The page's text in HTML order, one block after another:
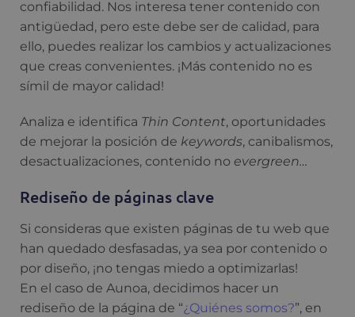
confiabilidad. Nos interesa tener contenido con
antigüedad, pero este debe ser de calidad, para
ello, puedes realizar los cambios y actualizaciones
que creas convenientes. ¡Más contenido no es
símil de mayor calidad!
Analiza e identifica Thin Content, oportunidades
de mejorar la posición de keywords, canibalismos,
desactualizaciones, contenido no evergreen…
Rediseño de páginas clave
Si consideras que existen páginas de tu web que
han quedado desfasadas, ya sea por contenido o
por diseño, ¡no tengas miedo a optimizarlas!
En el caso de Aunoa, decidimos hacer un
rediseño de la página de “¿Quiénes somos?”, en